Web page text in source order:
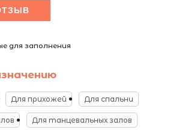
для заполнения
Для прихожей Для спальни
Для танцевальных залов